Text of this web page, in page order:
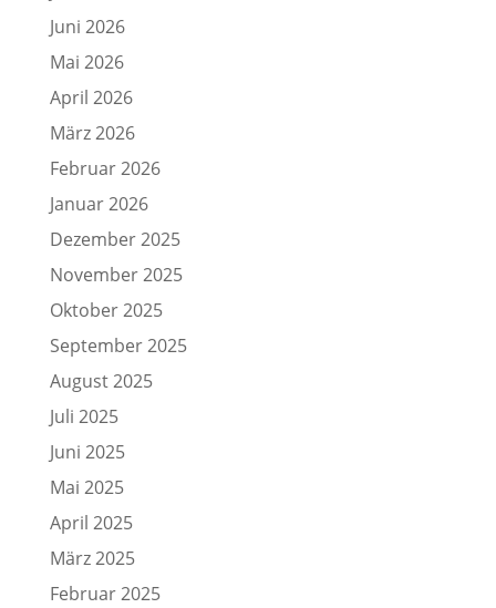
Juni 2026
Mai 2026
April 2026
März 2026
Februar 2026
Januar 2026
Dezember 2025
November 2025
Oktober 2025
September 2025
August 2025
Juli 2025
Juni 2025
Mai 2025
April 2025
März 2025
Februar 2025